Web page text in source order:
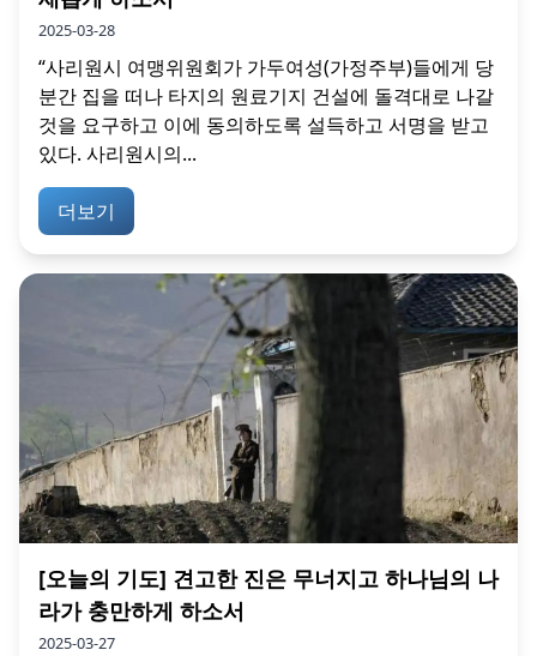
2025-03-28
“사리원시 여맹위원회가 가두여성(가정주부)들에게 당
분간 집을 떠나 타지의 원료기지 건설에 돌격대로 나갈
것을 요구하고 이에 동의하도록 설득하고 서명을 받고
있다. 사리원시의...
더보기
[오늘의 기도] 견고한 진은 무너지고 하나님의 나
라가 충만하게 하소서
2025-03-27